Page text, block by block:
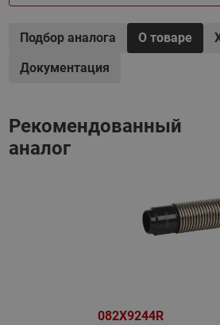
Подбор аналога О товаре
Документация
Рекомендованный
аналог
082X9244R